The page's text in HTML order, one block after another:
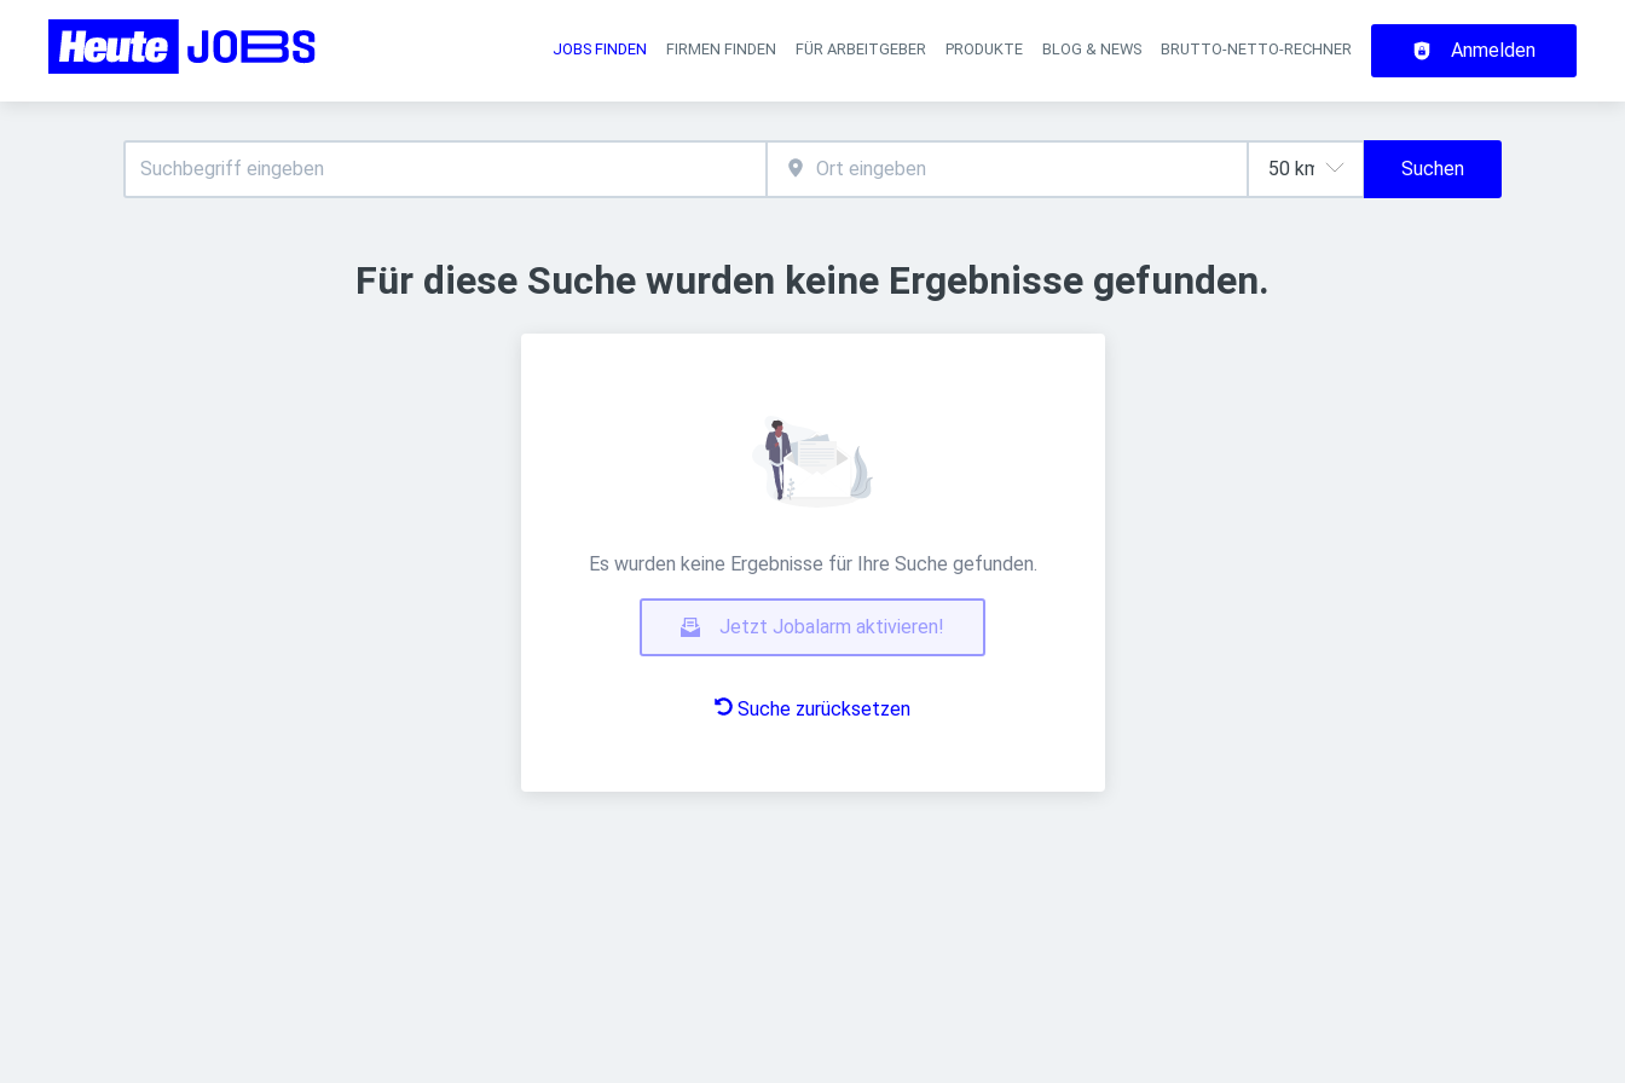
Haupt-Navigation
JOBS FINDEN FIRMEN FINDEN FÜR ARBEITGEBER PRODUKTE BLOG & NEWS BRUTTO-NETTO-RECHNER Anmelden
Suchen
Für diese Suche wurden keine Ergebnisse gefunden.
Es wurden keine Ergebnisse für Ihre Suche gefunden.
Jetzt Jobalarm aktivieren!
Suche zurücksetzen